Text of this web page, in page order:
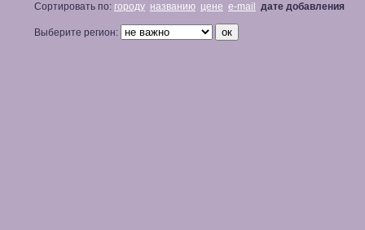
Сортировать по: городу названию цене e-mail дате добавления
Выберите регион: